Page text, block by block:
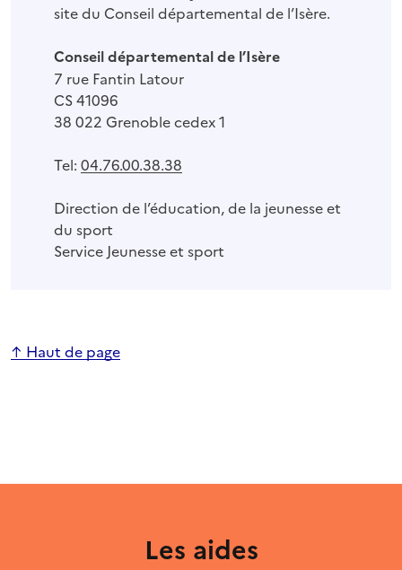
site du Conseil départemental de l’Isère.
Conseil départemental de l’Isère
7 rue Fantin Latour
CS 41096
38 022 Grenoble cedex 1
Tel: 04.76.00.38.38
Direction de l’éducation, de la jeunesse et
du sport
Service Jeunesse et sport
↑ Haut de page
Les aides